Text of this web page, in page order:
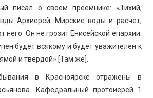
писал о своем преемнике: «Тихий,
Архиерей. Мирские воды и расчет,
него. Он не грозит Енисейской епархии.
будет всякому и будет уважителен к
и твердой» [Там же].
в Красноярске отражены в
Кафедральный протоиерей 1